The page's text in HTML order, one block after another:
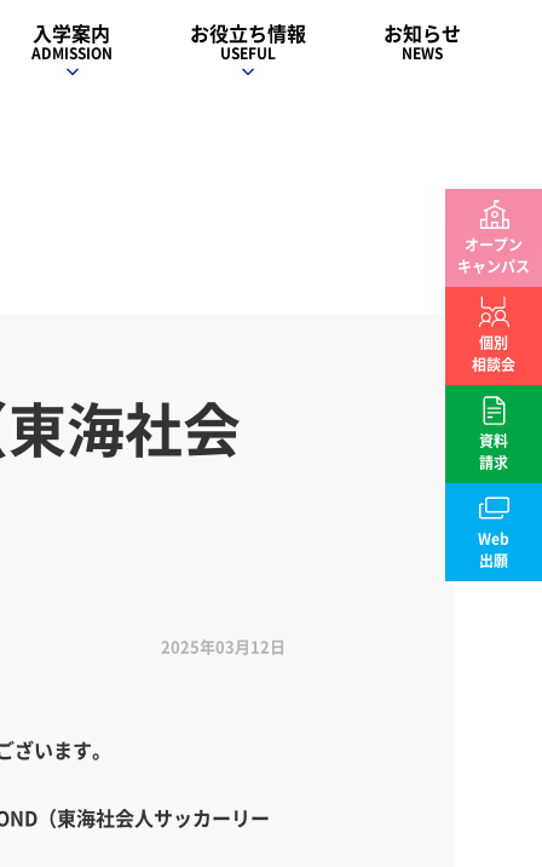
入学案内
ADMISSION
お役立ち情報
USEFUL
お知らせ
NEWS
オープン
キャンパス
個別
相談会
資料
請求
Web
出願
海社会
2025年03月12日
います。
（東海社会人サッカーリー